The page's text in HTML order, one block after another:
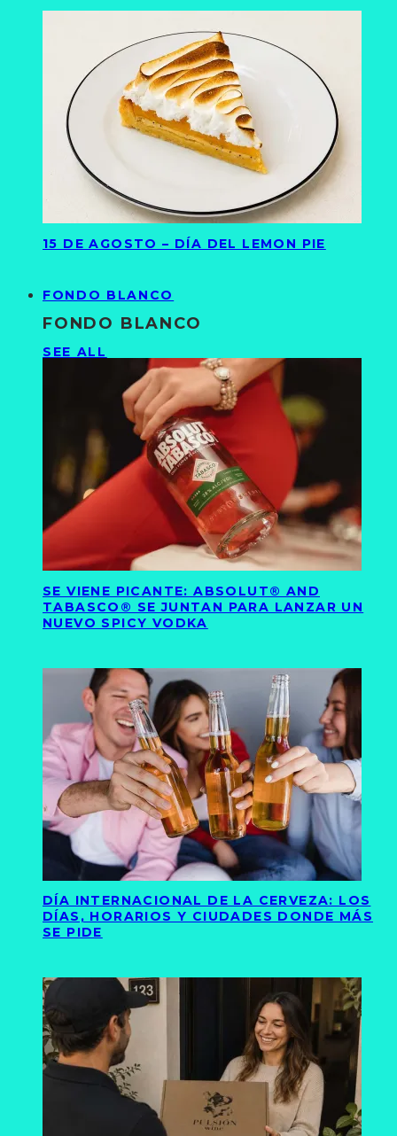
15 DE AGOSTO – DÍA DEL LEMON PIE
FONDO BLANCO
FONDO BLANCO
SEE ALL
SE VIENE PICANTE: ABSOLUT® AND
TABASCO® SE JUNTAN PARA LANZAR UN
NUEVO SPICY VODKA
DÍA INTERNACIONAL DE LA CERVEZA: LOS
DÍAS, HORARIOS Y CIUDADES DONDE MÁS
SE PIDE